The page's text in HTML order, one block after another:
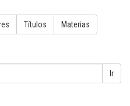
Títulos Materias
Ir